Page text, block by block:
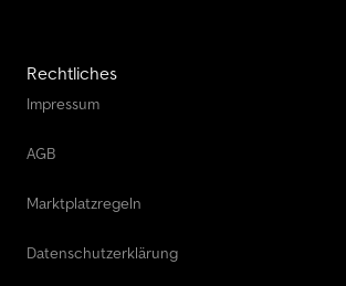
Rechtliches
Impressum
AGB
Marktplatzregeln
Datenschutzerklärung